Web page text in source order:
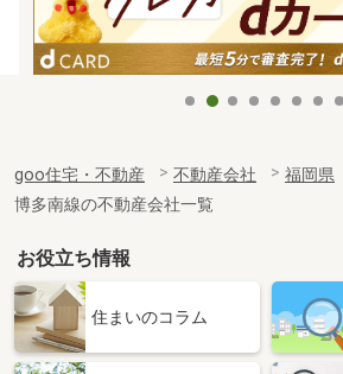
goo住宅・不動産 不動産会社 福岡県
博多南線の不動産会社一覧
お役立ち情報
住まいのコラム